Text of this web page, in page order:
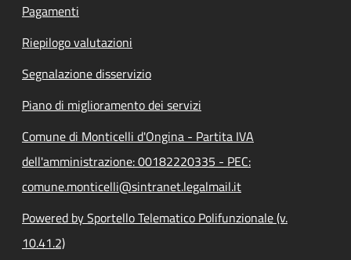
Pagamenti
Riepilogo valutazioni
Segnalazione disservizio
Piano di miglioramento dei servizi
Comune di Monticelli d'Ongina - Partita IVA
dell'amministrazione: 00182220335 - PEC:
comune.monticelli@sintranet.legalmail.it
Powered by Sportello Telematico Polifunzionale (v.
10.41.2)